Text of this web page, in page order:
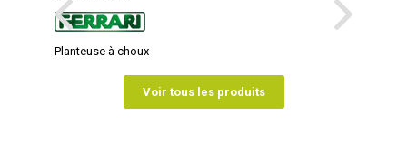
Planteuse à choux
Voir tous les produits